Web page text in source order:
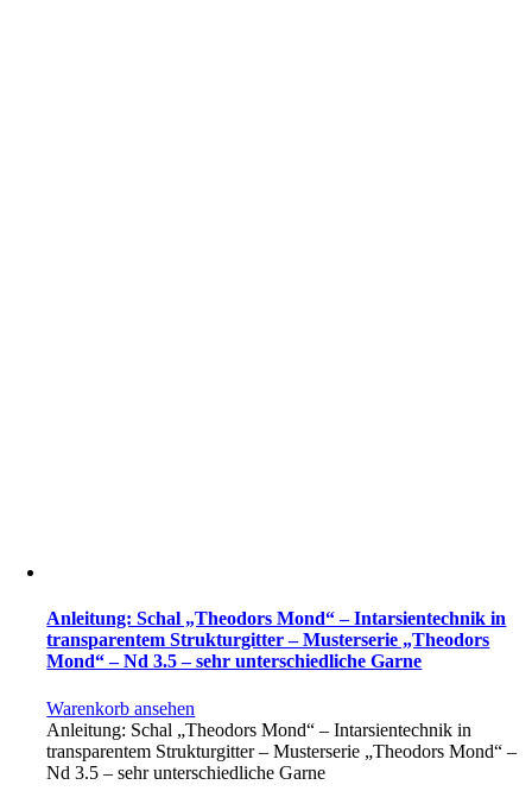
Anleitung: Schal „Theodors Mond“ – Intarsientechnik in
transparentem Strukturgitter – Musterserie „Theodors
Mond“ – Nd 3.5 – sehr unterschiedliche Garne
Warenkorb ansehen
Anleitung: Schal „Theodors Mond“ – Intarsientechnik in
transparentem Strukturgitter – Musterserie „Theodors Mond“ –
Nd 3.5 – sehr unterschiedliche Garne